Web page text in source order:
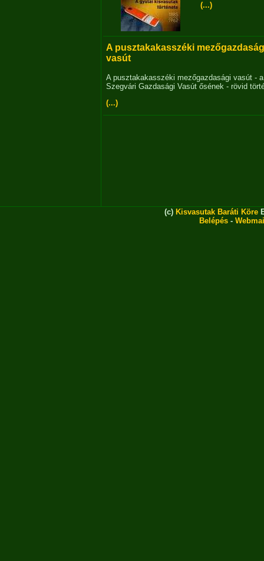
(...)
A pusztakakasszéki
vasút
A pusztakakasszéki mezőgazdasági vasút - a
Szegvári Gazdasági Vasút ősének - rövid
(...)
(c) Kisvasutak Baráti Köre
Belépés -